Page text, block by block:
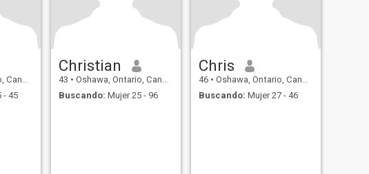
- 45
Christian
43 • Oshawa, Ontario, Canadá
Buscando: Mujer 25 - 96
Chris
46 • Oshawa, Ontario, Canadá
Buscando: Mujer 27 - 46